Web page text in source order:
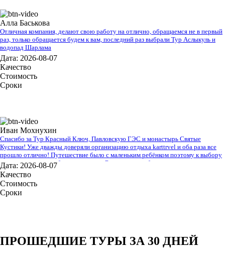
Алла Баськова
Отличная компания, делают свою работу на отлично, обращаемся не в первый
раз, только обращается будем к вам, последний раз выбрали Тур Аслыкуль и
водопад Шарлама
Дата: 2026-08-07
Качество
Стоимость
Сроки
Иван Мохнухин
Спасибо за Тур Красный Ключ, Павловскую ГЭС и монастырь Святые
Кустики! Уже дважды доверяли организацию отдыха karttrvel и оба раза все
прошло отлично! Путешествие было с маленьким ребёнком поэтому к выбору
тура подходили особенно трепетно. Большое спасибо за помощь во всех
организационных вопросах, быстрое оформление виз и такое внимательное
отношение!
Дата: 2026-08-07
Качество
Стоимость
Сроки
ПРОШЕДШИЕ ТУРЫ ЗА 30 ДНЕЙ